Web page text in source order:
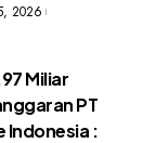
2026
Miliar
PT
Indonesia :